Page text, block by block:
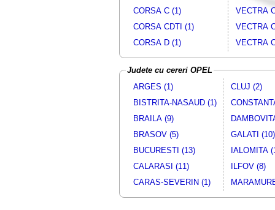
CORSA C (1)
CORSA CDTI (1)
CORSA D (1)
VECTRA
VECTRA
VECTRA
Judete cu cereri OPEL
ARGES (1)
BISTRITA-NASAUD (1)
BRAILA (9)
BRASOV (5)
BUCURESTI (13)
CALARASI (11)
CARAS-SEVERIN (1)
CLUJ (2)
GALATI (10)
IALOMITA
ILFOV (8)